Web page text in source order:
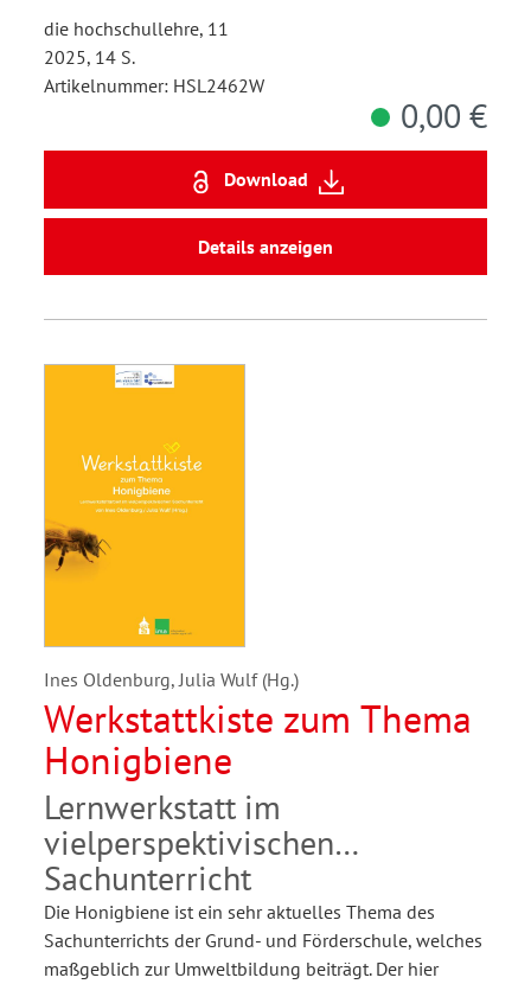
die hochschullehre, 11
2025, 14 S.
Artikelnummer: HSL2462W
0,00 €
Download
Details anzeigen
Ines Oldenburg, Julia Wulf (Hg.)
Werkstattkiste zum Thema
Honigbiene
Lernwerkstatt im
vielperspektivischen
Sachunterricht
Die Honigbiene ist ein sehr aktuelles Thema des
Sachunterrichts der Grund- und Förderschule, welches
maßgeblich zur Umweltbildung beiträgt. Der hier